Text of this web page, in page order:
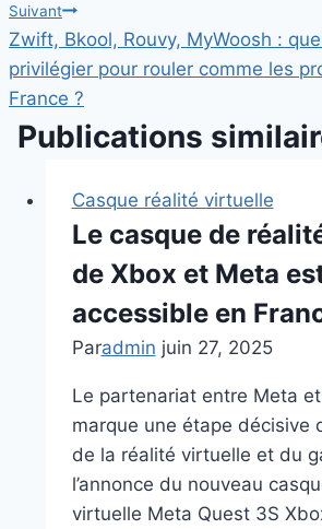
l’article
Suivant
Zwift, Bkool, Rouvy, MyWoosh :
privilégier pour rouler comme les
France ?
Publications
Casque réalité virtuelle
Le casque de
de Xbox et Meta
accessible en
Paradmin juin 27, 2025
Le partenariat entre Meta
marque une étape décisive
de la réalité virtuelle et du
l’annonce du nouveau
virtuelle Meta Quest 3S